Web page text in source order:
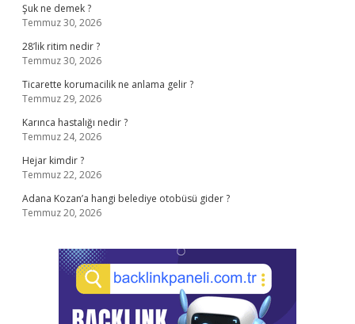
Şuk ne demek ?
Temmuz 30, 2026
28’lik ritim nedir ?
Temmuz 30, 2026
Ticarette korumacilik ne anlama gelir ?
Temmuz 29, 2026
Karınca hastalığı nedir ?
Temmuz 24, 2026
Hejar kimdir ?
Temmuz 22, 2026
Adana Kozan’a hangi belediye otobüsü gider ?
Temmuz 20, 2026